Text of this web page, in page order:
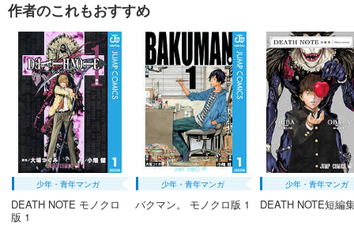
作者のこれもおすすめ
少年・青年マンガ
DEATH NOTE モノクロ
版 1
少年・青年マンガ
バクマン。 モノクロ版 1
少年・青年マンガ
DEATH NOTE短編